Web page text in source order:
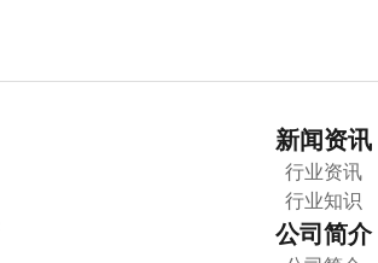
新闻资讯
行业资讯
行业知识
公司简介